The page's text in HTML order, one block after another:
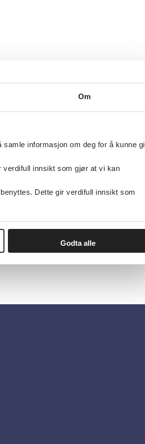
Om
informasjon om deg for å kunne gi
verdifull innsikt som gjør at vi kan
Dette gir verdifull innsikt som
Godta alle